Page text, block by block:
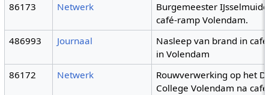
86173
Netwerk
Burgemeester
café-ramp Volendam.
486993
Journaal
Nasleep van brand in
in Volendam
86172
Netwerk
Rouwverwerking op het
College Volendam na